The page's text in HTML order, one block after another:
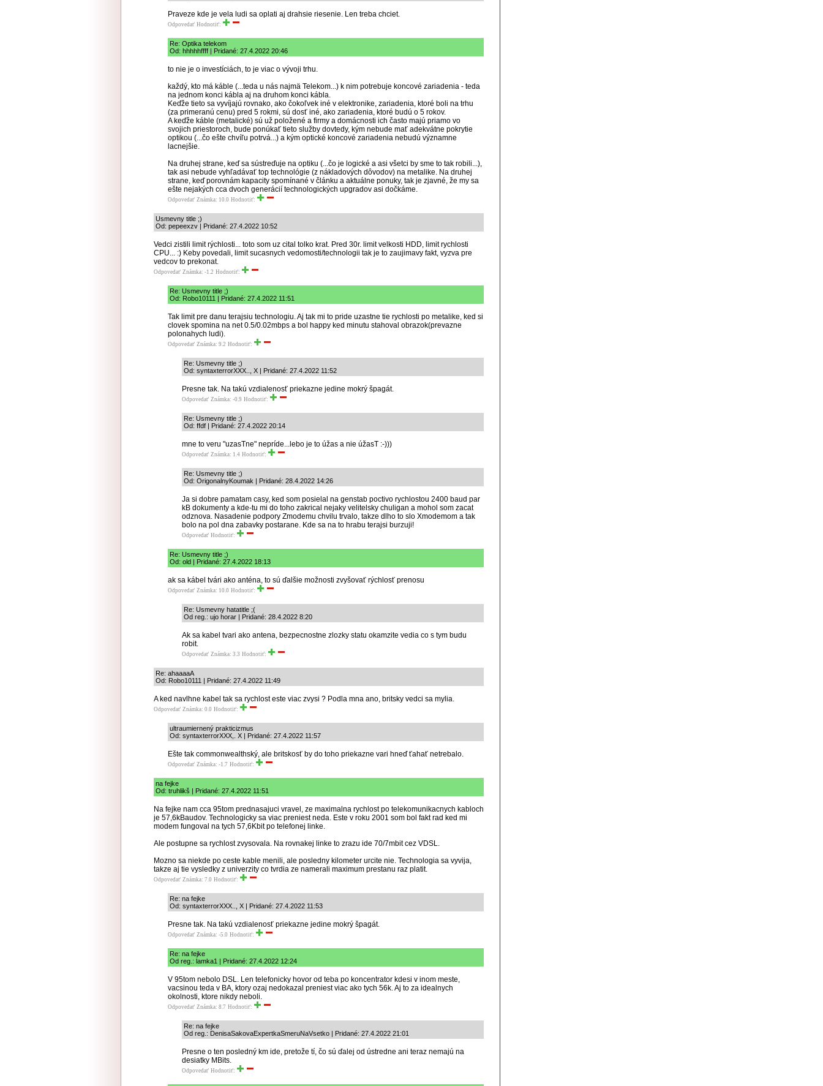
Praveze kde je vela ludi sa oplati aj drahsie riesenie. Len treba chciet.
Odpovedať Hodnotiť:
Re: Optika telekom
Od: hhhhhffff | Pridané: 27.4.2022 20:46
to nie je o investíciách, to je viac o vývoji trhu.
každý, kto má káble (...teda u nás najmä Telekom...) k nim potrebuje koncové zariadenia - teda
na jednom konci kábla aj na druhom konci kábla.
Keďže tieto sa vyvíjajú rovnako, ako čokoľvek iné v elektronike, zariadenia, ktoré boli na trhu
(za primeranú cenu) pred 5 rokmi, sú dosť iné, ako zariadenia, ktoré budú o 5 rokov.
A keďže káble (metalické) sú už položené a firmy a domácnosti ich často majú priamo vo
svojich priestoroch, bude ponúkať tieto služby dovtedy, kým nebude mať adekvátne pokrytie
optikou (...čo ešte chvíľu potrvá...) a kým optické koncové zariadenia nebudú významne
lacnejšie.
Na druhej strane, keď sa sústreďuje na optiku (...čo je logické a asi všetci by sme to tak robili...),
tak asi nebude vyhľadávať top technológie (z nákladových dôvodov) na metalike. Na druhej
strane, keď porovnám kapacity spomínané v článku a aktuálne ponuky, tak je zjavné, že my sa
ešte nejakých cca dvoch generácií technologických upgradov asi dočkáme.
Odpovedať Známka: 10.0 Hodnotiť:
Usmevny title ;)
Od: pepeexzv | Pridané: 27.4.2022 10:52
Vedci zistili limit rýchlosti... toto som uz cital tolko krat. Pred 30r. limit velkosti HDD, limit rychlosti
CPU... :) Keby povedali, limit sucasnych vedomosti/technologii tak je to zaujimavy fakt, vyzva pre
vedcov to prekonat.
Odpovedať Známka: -1.2 Hodnotiť:
Re: Usmevny title ;)
Od: Robo10111 | Pridané: 27.4.2022 11:51
Tak limit pre danu terajsiu technologiu. Aj tak mi to pride uzastne tie rychlosti po metalike, ked si
clovek spomina na net 0.5/0.02mbps a bol happy ked minutu stahoval obrazok(prevazne
polonahych ludi).
Odpovedať Známka: 9.2 Hodnotiť:
Re: Usmevny title ;)
Od: syntaxterrorXXX.., X | Pridané: 27.4.2022 11:52
Presne tak. Na takú vzdialenosť priekazne jedine mokrý špagát.
Odpovedať Známka: -0.9 Hodnotiť:
Re: Usmevny title ;)
Od: ffdf | Pridané: 27.4.2022 20:14
mne to veru "uzasTne" nepríde...lebo je to úžas a nie úžasT :-)))
Odpovedať Známka: 1.4 Hodnotiť:
Re: Usmevny title ;)
Od: OrigonalnyKoumak | Pridané: 28.4.2022 14:26
Ja si dobre pamatam casy, ked som posielal na genstab poctivo rychlostou 2400 baud par
kB dokumenty a kde-tu mi do toho zakrical nejaky velitelsky chuligan a mohol som zacat
odznova. Nasadenie podpory Zmodemu chvilu trvalo, takze dlho to slo Xmodemom a tak
bolo na pol dna zabavky postarane. Kde sa na to hrabu terajsi burzuji!
Odpovedať Hodnotiť:
Re: Usmevny title ;)
Od: old | Pridané: 27.4.2022 18:13
ak sa kábel tvári ako anténa, to sú ďalšie možnosti zvyšovať rýchlosť prenosu
Odpovedať Známka: 10.0 Hodnotiť:
Re: Usmevny hatatitle ;(
Od reg.: ujo horar | Pridané: 28.4.2022 8:20
Ak sa kabel tvari ako antena, bezpecnostne zlozky statu okamzite vedia co s tym budu
robit.
Odpovedať Známka: 3.3 Hodnotiť:
Re: ahaaaaA
Od: Robo10111 | Pridané: 27.4.2022 11:49
A ked navlhne kabel tak sa rychlost este viac zvysi ? Podla mna ano, britsky vedci sa mylia.
Odpovedať Známka: 0.0 Hodnotiť:
ultraumiernený prakticizmus
Od: syntaxterrorXXX,. X | Pridané: 27.4.2022 11:57
Ešte tak commonwealthský, ale britskosť by do toho priekazne vari hneď ťahať netrebalo.
Odpovedať Známka: -1.7 Hodnotiť:
na fejke
Od: truhlikš | Pridané: 27.4.2022 11:51
Na fejke nam cca 95tom prednasajuci vravel, ze maximalna rychlost po telekomunikacnych kabloch
je 57,6kBaudov. Technologicky sa viac preniest neda. Este v roku 2001 som bol fakt rad ked mi
modem fungoval na tych 57,6Kbit po telefonej linke.
Ale postupne sa rychlost zvysovala. Na rovnakej linke to zrazu ide 70/7mbit cez VDSL.
Mozno sa niekde po ceste kable menili, ale posledny kilometer urcite nie. Technologia sa vyvija,
takze aj tie vysledky z univerzity co tvrdia ze namerali maximum prestanu raz platit.
Odpovedať Známka: 7.0 Hodnotiť:
Re: na fejke
Od: syntaxterrorXXX.., X | Pridané: 27.4.2022 11:53
Presne tak. Na takú vzdialenosť priekazne jedine mokrý špagát.
Odpovedať Známka: -5.0 Hodnotiť:
Re: na fejke
Od reg.: lamka1 | Pridané: 27.4.2022 12:24
V 95tom nebolo DSL. Len telefonicky hovor od teba po koncentrator kdesi v inom meste,
vacsinou teda v BA, ktory ozaj nedokazal preniest viac ako tych 56k. Aj to za idealnych
okolnosti, ktore nikdy neboli.
Odpovedať Známka: 8.7 Hodnotiť:
Re: na fejke
Od reg.: DenisaSakovaExpertkaSmeruNaVsetko | Pridané: 27.4.2022 21:01
Presne o ten posledný km ide, pretože tí, čo sú ďalej od ústredne ani teraz nemajú na
desiatky MBits.
Odpovedať Hodnotiť: